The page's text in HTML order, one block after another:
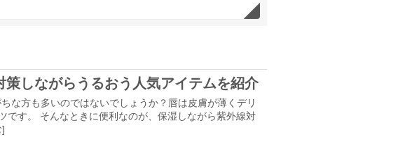
しながらうるおう人気アイテムを紹介
な方も多いのではないでしょうか？唇は皮膚が薄くデリ
です。 そんなときに便利なのが、保湿しながら紫外線対
]